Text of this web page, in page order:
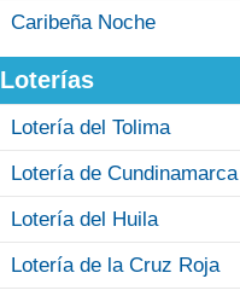
Caribeña Noche
Loterías
Lotería del Tolima
Lotería de Cundinamarca
Lotería del Huila
Lotería de la Cruz Roja